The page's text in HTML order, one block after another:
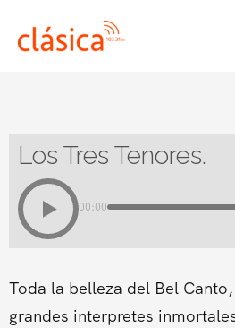
Los Tres Tenores.
00:00
Toda la belleza del Bel
grandes interpretes